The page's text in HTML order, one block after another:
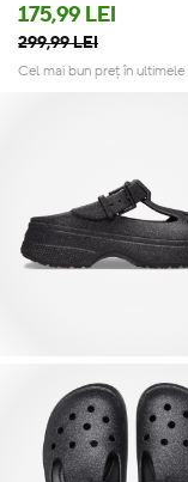
175,99 LEI
299,99 LEI
Cel mai bun preț în ultimele